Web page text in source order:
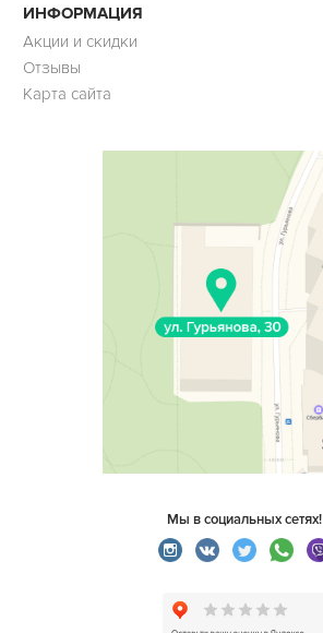
ИНФОРМАЦИЯ
Акции и скидки
Отзывы
Карта сайта
Мы в социальных сетях!